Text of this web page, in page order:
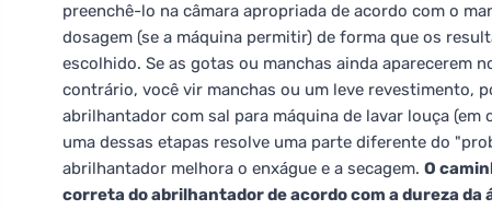
preenchê-lo na câmara apropriada de acordo com o
dosagem (se a máquina permitir) de forma que os
escolhido. Se as gotas ou manchas ainda aparecerem
contrário, você vir manchas ou um leve revestimento,
abrilhantador com sal para máquina de lavar louça
uma dessas etapas resolve uma parte diferente do
abrilhantador melhora o enxágue e a secagem. O
correta do abrilhantador de acordo com a dureza da